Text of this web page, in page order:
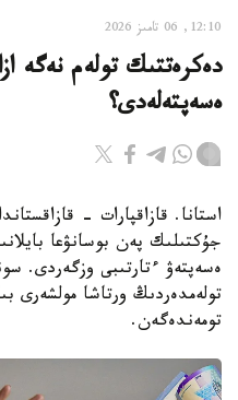
12:10, 06 تامىز 2026
دەكرەتتىك تولەم نەگە
ەسەپتەلەدى؟
جۇكتىلىك پەن بوسانۋعا
ەسەپتەۋ ءتارتىبى وزگەردى.
تولەمدەردىڭ ورتاشا مولشەرى
تومەندەگەن.